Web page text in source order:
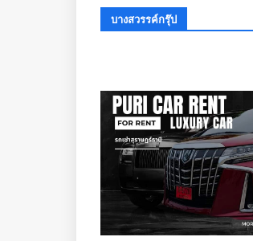
บางสวรรค์กรุ๊ป